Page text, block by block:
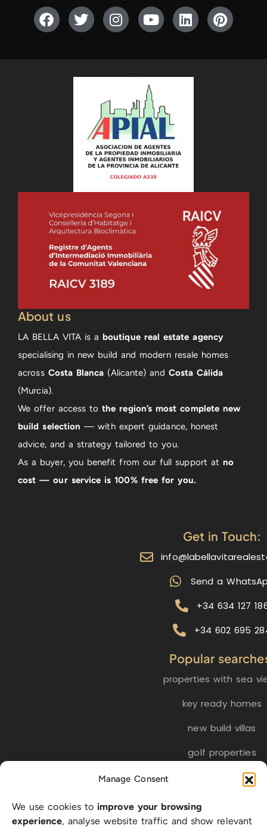
Manage Consent
We use cookies to improve your browsing
experience, analyse website traffic and show relevant
About us
LA BELLA VITA is a boutique real estate agency
specialising in new build and modern resale homes
across Costa Blanca(Alicante) and Costa Cálida
(Murcia).
We offer access tothe region’s most complete new
build selection — with expert guidance, honest
advice, and a strategy tailored to you.
As a buyer, you benefit from our full support at no
cost — our service is 100% free for you.
Get in Touch:
Send a
+34 634 127
+34 602 695
Popular
properties with sea
key ready homes
new build villas
golf properties
SW